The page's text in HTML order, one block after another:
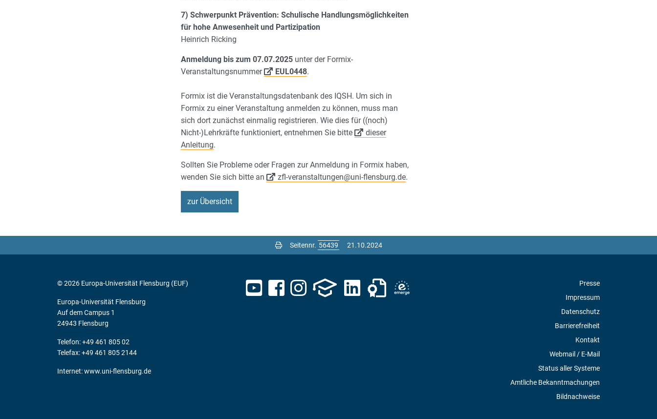
7) Schwerpunkt Prävention: Schulische Handlungsmöglichkeiten
für hohe Anwesenheit und Partizipation
Heinrich Ricking
Anmeldung bis zum 07.07.2025 unter der Formix-
Veranstaltungsnummer
EUL0448.
Formix ist die Veranstaltungsdatenbank des IQSH. Um sich in
Formix zu einer Veranstaltung anmelden zu können, muss man
sich dort zunächst einmalig registrieren. Wie dies für ((noch)
Nicht-)Lehrkräfte funktioniert, entnehmen Sie bitte
dieser
Anleitung.
Sollten Sie Probleme oder Fragen zur Anmeldung in Formix haben,
wenden Sie sich bitte an
zfl-veranstaltungen@uni-flensburg.de.
zur Übersicht
Seitennr. 21.10.2024
Presse
Impressum
Datenschutz
Barrierefreiheit
Kontakt
Webmail / E-Mail
Status aller Systeme
Amtliche Bekanntmachungen
Bildnachweise
© 2026 Europa-Universität Flensburg (EUF)
Europa-Universität Flensburg
Auf dem Campus 1
24943 Flensburg
Telefon: +49 461 805 02
Telefax: +49 461 805 2144
Internet:www.uni-flensburg.de